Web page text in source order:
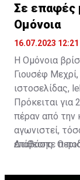
Σε επαφές
Ομόνοια
16.07.2023 12:21
Η Ομόνοια
Γιουσέφ
ιστοσελίδας,
Πρόκειται για
πέραν από την
αγωνιστεί,
επίθεσης. Ο
Διαβάστε